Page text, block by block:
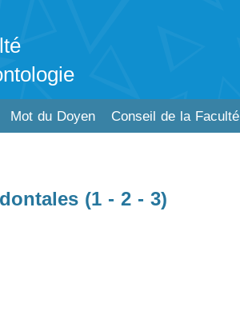
Mot du Doyen Conseil de la Faculté
(1 - 2 - 3)